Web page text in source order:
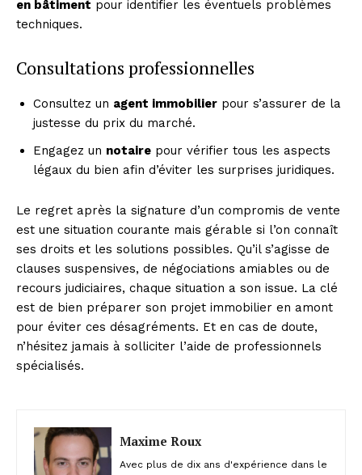
en bâtiment pour identifier les éventuels problèmes
techniques.
Consultations professionnelles
Consultez un agent immobilier pour s’assurer de la
justesse du prix du marché.
Engagez un notaire pour vérifier tous les aspects
légaux du bien afin d’éviter les surprises juridiques.
Le regret après la signature d’un compromis de vente
est une situation courante mais gérable si l’on connaît
ses droits et les solutions possibles. Qu’il s’agisse de
clauses suspensives, de négociations amiables ou de
recours judiciaires, chaque situation a son issue. La clé
est de bien préparer son projet immobilier en amont
pour éviter ces désagréments. Et en cas de doute,
n’hésitez jamais à solliciter l’aide de professionnels
spécialisés.
Maxime Roux
Avec plus de dix ans d'expérience dans le